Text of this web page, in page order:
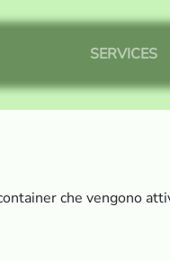
SERVICES
che vengono